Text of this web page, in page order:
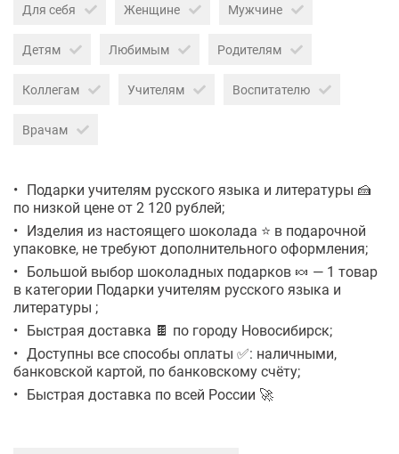
Для себя Женщине Мужчине
Детям Любимым Родителям
Коллегам Учителям Воспитателю
Врачам
Подарки учителям русского языка и литературы 🍰
по низкой цене от 2 120 рублей;
Изделия из настоящего шоколада ⭐ в подарочной
упаковке, не требуют дополнительного оформления;
Большой выбор шоколадных подарков 🍬 — 1 товар
в категории Подарки учителям русского языка и
литературы ;
Быстрая доставка 🍫 по городу Новосибирск;
Доступны все способы оплаты ✅: наличными,
банковской картой, по банковскому счёту;
Быстрая доставка по всей России 🚀